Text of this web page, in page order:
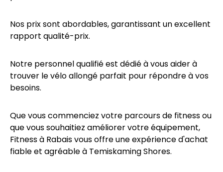
Nos prix sont abordables, garantissant un excellent
rapport qualité-prix.
Notre personnel qualifié est dédié à vous aider à
trouver le vélo allongé parfait pour répondre à vos
besoins.
Que vous commenciez votre parcours de fitness ou
que vous souhaitiez améliorer votre équipement,
Fitness à Rabais vous offre une expérience d'achat
fiable et agréable à Temiskaming Shores.